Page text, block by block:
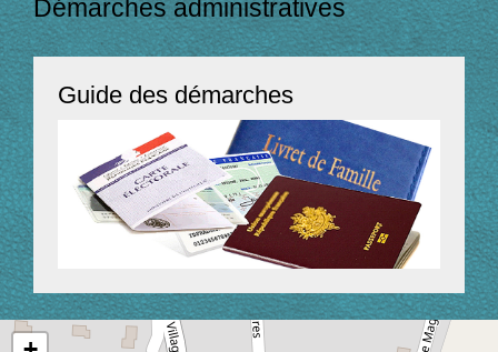
Démarches administratives
Guide des démarches